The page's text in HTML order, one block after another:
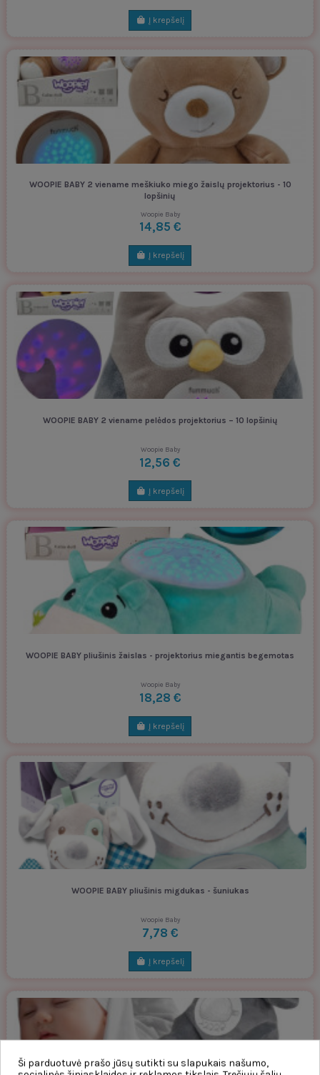
Į krepšelį
WOOPIE BABY 2 viename meškiuko miego žaislų projektorius - 10
lopšinių
Woopie Baby
14,85 €
Į krepšelį
WOOPIE BABY 2 viename pelėdos projektorius – 10 lopšinių
Woopie Baby
12,56 €
Į krepšelį
WOOPIE BABY pliušinis žaislas - projektorius miegantis begemotas
Woopie Baby
18,28 €
Į krepšelį
WOOPIE BABY pliušinis migdukas - šuniukas
Woopie Baby
7,78 €
Į krepšelį
Ši parduotuvė prašo jūsų sutikti su slapukais našumo,